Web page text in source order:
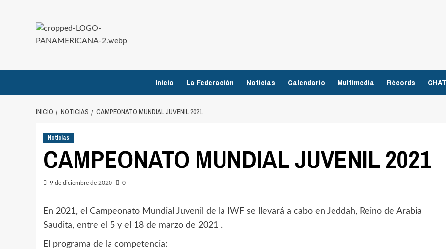
Inicio La Federación Noticias Calendario Multimedia Récords
INICIO NOTICIAS CAMPEONATO MUNDIAL JUVENIL 2021
Noticias
CAMPEONATO MUNDIAL JUVENIL 2021
9 de diciembre de 2020 0
En 2021, el Campeonato Mundial Juvenil de la IWF se llevará a cabo en Jeddah, Reino de Arabia
Saudita, entre el 5 y el 18 de marzo de 2021 .
El programa de la competencia: